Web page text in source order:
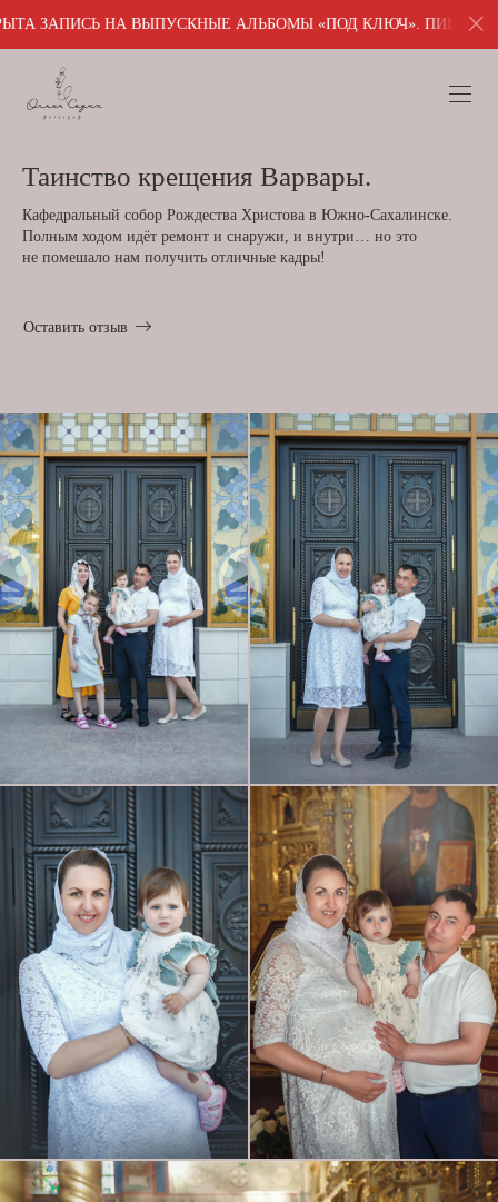
АЛЬБОМЫ «ПОД КЛЮЧ». ПИШИТЕ ДЛЯ ПОЛУЧЕНИЯ
Таинство крещения Варвары.
Кафедральный собор Рождества Христова в Южно-Сахалинске.
Полным ходом идёт ремонт и снаружи, и внутри… но это
не помешало нам получить отличные кадры!
Оставить отзыв